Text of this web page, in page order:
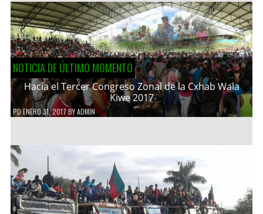
NOTICIA DE ÚLTIMO MOMENTO
Hacía el Tercer Congreso Zonal de la Cxhab Wala
Kiwe 2017
PDENERO 31, 2017 BYADMIN